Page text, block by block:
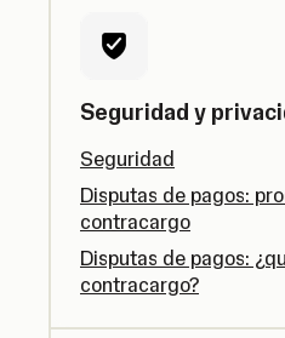
Seguridad y
Seguridad
Disputas de pagos:
contracargo
Disputas de pagos:
contracargo?